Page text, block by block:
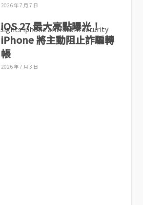
2026 年 7 月 7 日
iOS 27 最大亮點曝光！
iPhone 將主動阻止詐騙轉
帳
2026 年 7 月 3 日